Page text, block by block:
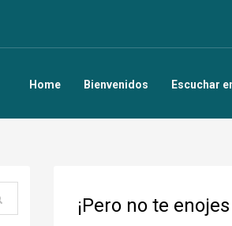
Home Bienvenidos Escuchar
¡Pero no te